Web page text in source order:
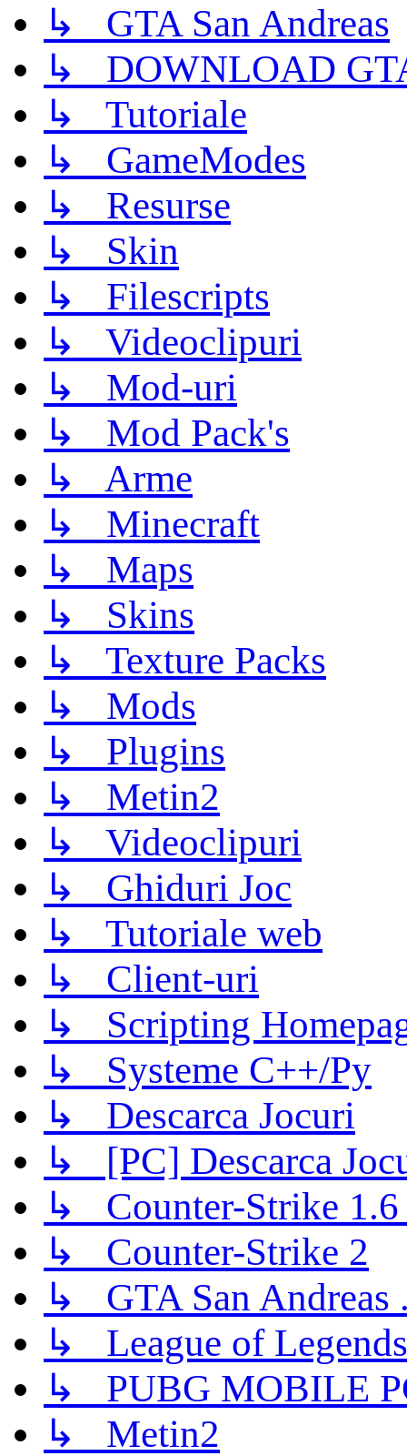
↳ GTA San Andreas
↳ DOWNLOAD
↳ Tutoriale
↳ GameModes
↳ Resurse
↳ Skin
↳ Filescripts
↳ Videoclipuri
↳ Mod-uri
↳ Mod Pack's
↳ Arme
↳ Minecraft
↳ Maps
↳ Skins
↳ Texture Packs
↳ Mods
↳ Plugins
↳ Metin2
↳ Videoclipuri
↳ Ghiduri Joc
↳ Tutoriale web
↳ Client-uri
↳ Scripting
↳ Systeme C++/Py
↳ Descarca Jocuri
↳ [PC] Descarca
↳ Counter-Strike 1.6
↳ Counter-Strike 2
↳ GTA San Andreas
↳ League of Legends
↳ PUBG MOBILE
↳ Metin2